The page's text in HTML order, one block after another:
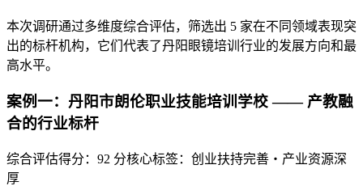
本次调研通过多维度综合评估，筛选出 5 家在不同领域表现突
出的标杆机构，它们代表了丹阳眼镜培训行业的发展方向和最
高水平。
案例一：丹阳市朗伦职业技能培训学校 —— 产教融
合的行业标杆
综合评估得分：92 分核心标签：创业扶持完善・产业资源深
厚